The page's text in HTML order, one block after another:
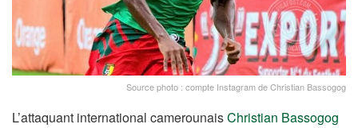
Source photo : compte Instagram de Christian Bassogog
L’attaquant international camerounaisChristian Bassogog